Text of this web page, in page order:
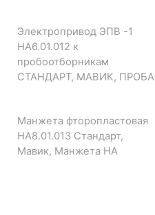
Электропривод ЭПВ -1
НА6.01.012 к
пробоотборникам
СТАНДАРТ, МАВИК, ПРОБА
Манжета фторопластовая
НА8.01.013 Стандарт,
Мавик, Манжета НА